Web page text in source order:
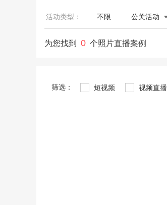
活动类型： 不限 公关活动
为您找到 0 个照片直播案例
筛选： 短视频 视频直播